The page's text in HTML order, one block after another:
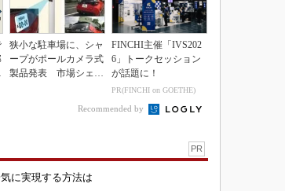
狭小な駐車場に、シャ
ープがポールカメラ式
製品発表 市場シェア
FINCHI主催「IVS202
6」トークセッション
が話題に！
PR(FINCHI on GOETHE)
Recommended by
PR
に実現する方法は